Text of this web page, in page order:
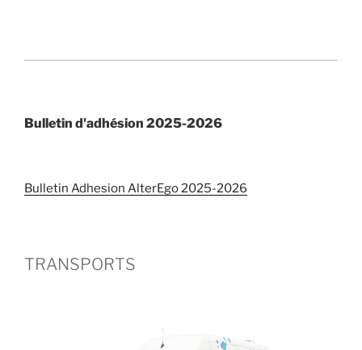
Bulletin d'adhésion 2025-2026
Bulletin Adhesion AlterEgo 2025-2026
TRANSPORTS